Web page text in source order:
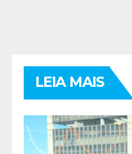
LEIA MAIS